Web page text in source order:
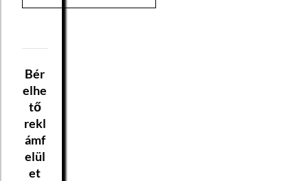
Bér
elhe
tő
rekl
ámf
elül
et